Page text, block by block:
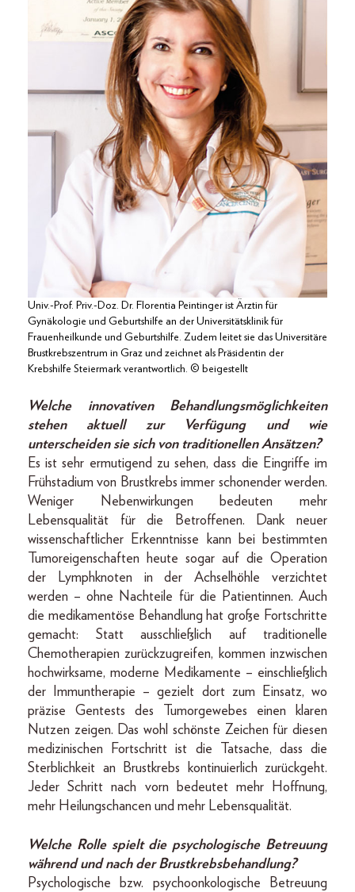
Univ.-Prof. Priv.-Doz. Dr. Florentia Peintinger ist Ärztin für
Gynäkologie und Geburtshilfe an der Universitäts­klinik für
Frauenheilkunde und Geburtshilfe. Zudem leitet sie das Universitäre
Brustkrebszentrum in Graz und zeichnet als Präsidentin der
Krebshilfe Steiermark verantwortlich. © beigestellt
Welche innovativen Behandlungsmöglichkeiten
stehen aktuell zur Verfügung und wie
unterscheiden sie sich von traditionellen Ansätzen?
Es ist sehr ermutigend zu sehen, dass die Eingriffe im
Frühstadium von Brustkrebs immer schonender werden.
Weniger Nebenwirkungen bedeuten mehr
Lebensqualität für die Betroffenen. Dank neuer
wissenschaftlicher Erkenntnisse kann bei bestimmten
Tumoreigenschaften heute sogar auf die Operation
der Lymphknoten in der Achselhöhle verzichtet
werden – ohne Nachteile für die Patientinnen. Auch
die medikamentöse Behandlung hat große Fortschritte
gemacht: Statt ausschließlich auf traditionelle
Chemotherapien zurückzugreifen, kommen inzwischen
hochwirksame, moderne Medikamente – einschließlich
der Immuntherapie – gezielt dort zum Einsatz, wo
präzise Gentests des Tumorgewebes einen klaren
Nutzen zeigen. Das wohl schönste Zeichen für diesen
medizinischen Fortschritt ist die Tatsache, dass die
Sterblichkeit an Brustkrebs kontinuierlich zurückgeht.
Jeder Schritt nach vorn bedeutet mehr Hoffnung,
mehr Heilungschancen und mehr Lebensqualität.
Welche Rolle spielt die psychologische Betreuung
während und nach der Brustkrebsbehandlung?
Psychologische bzw. psychoonkologische Betreuung